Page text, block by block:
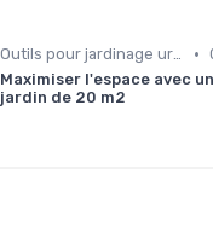
Outils pour jardinage urbain •
Maximiser l'espace avec
jardin de 20 m2